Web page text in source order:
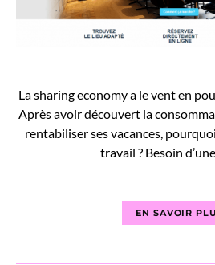
La sharing economy a le vent en
Après avoir découvert la
rentabiliser ses vacances,
travail ? Besoin d’une
EN SAVOIR